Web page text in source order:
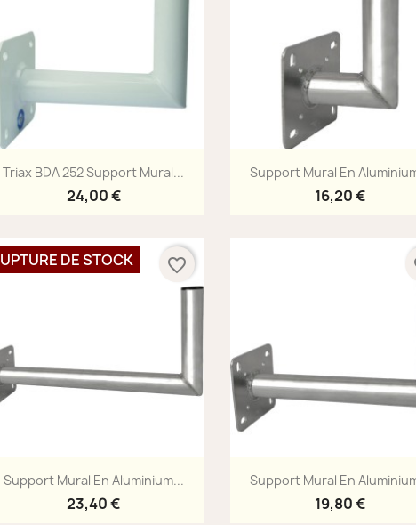
Aperçu rapide
Triax BDA 252 Support Mural...
24,00 €
Aperçu rapide
Support Mural En
16,20 €
Aperçu rapide
Support Mural En Aluminium...
23,40 €
DE STOCK favorite_border
Aperçu rapide
Support Mural En
19,80 €